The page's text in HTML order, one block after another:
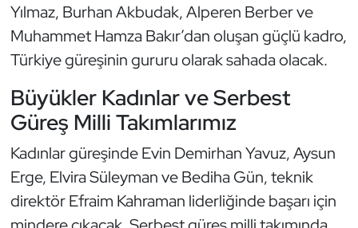
Yılmaz, Burhan Akbudak, Alperen Berber ve
Muhammet Hamza Bakır’dan oluşan güçlü kadro,
Türkiye güreşinin gururu olarak sahada olacak.
Büyükler Kadınlar ve Serbest
Güreş Milli Takımlarımız
Kadınlar güreşinde Evin Demirhan Yavuz, Aysun
Erge, Elvira Süleyman ve Bediha Gün, teknik
direktör Efraim Kahraman liderliğinde başarı için
Karate
Kayak
Kempo
Kick Boks
Kürek
Masa Tenisi